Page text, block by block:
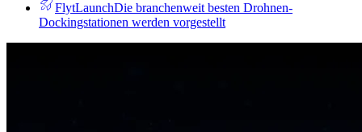
FlytLaunchDie branchenweit besten Drohnen-
Dockingstationen werden vorgestellt